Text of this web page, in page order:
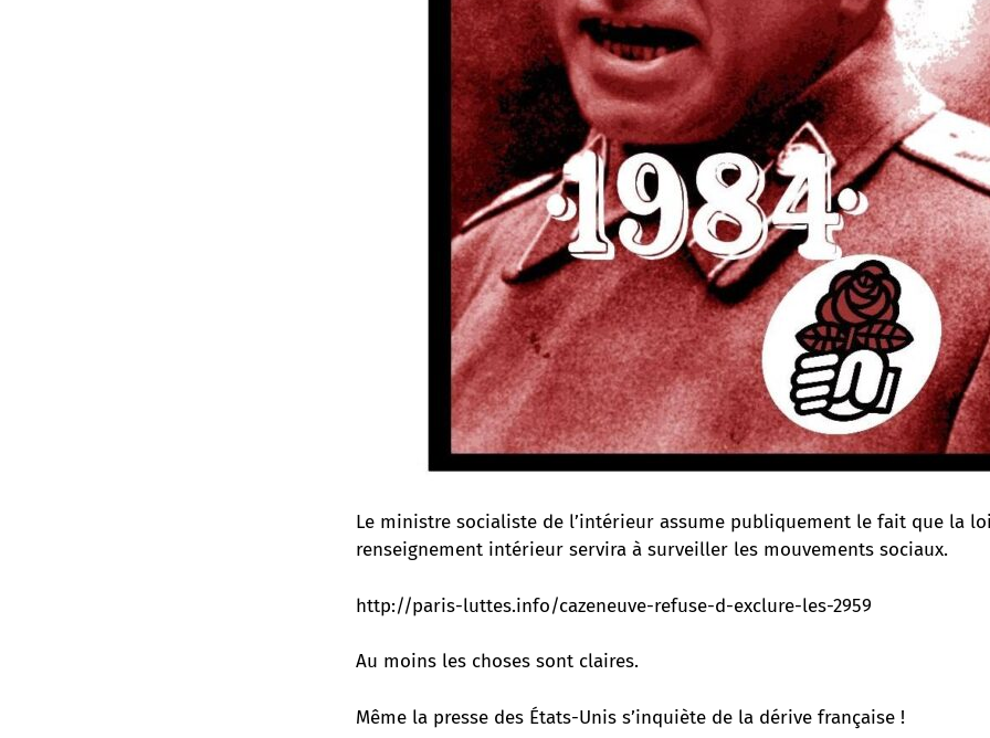
Le ministre socialiste de l’intérieur assume publiquement le fait que la
renseignement intérieur servira à surveiller les mouvements sociaux.
http://paris-luttes.info/cazeneuve-refuse-d-exclure-les-2959
Au moins les choses sont claires.
Même la presse des États-Unis s’inquiète de la dérive française !